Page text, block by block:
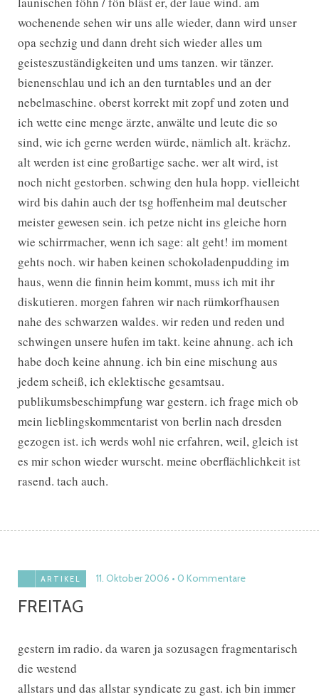
wochenende sehen wir uns alle wieder, dann wird unser
opa sechzig und dann dreht sich wieder alles um
geisteszuständigkeiten und ums tanzen. wir tänzer.
bienenschlau und ich an den turntables und an der
nebelmaschine. oberst korrekt mit zopf und zoten und
ich wette eine menge ärzte, anwälte und leute die so
sind, wie ich gerne werden würde, nämlich alt. krächz.
alt werden ist eine großartige sache. wer alt wird, ist
noch nicht gestorben. schwing den hula hopp. vielleicht
wird bis dahin auch der tsg hoffenheim mal deutscher
meister gewesen sein. ich petze nicht ins gleiche horn
wie schirrmacher, wenn ich sage: alt geht! im moment
gehts noch. wir haben keinen schokoladenpudding im
haus, wenn die finnin heim kommt, muss ich mit ihr
diskutieren. morgen fahren wir nach rümkorfhausen
nahe des schwarzen waldes. wir reden und reden und
schwingen unsere hufen im takt. keine ahnung. ach ich
habe doch keine ahnung. ich bin eine mischung aus
jedem scheiß, ich eklektische gesamtsau.
publikumsbeschimpfung war gestern. ich frage mich ob
mein lieblingskommentarist von berlin nach dresden
gezogen ist. ich werds wohl nie erfahren, weil, gleich ist
es mir schon wieder wurscht. meine oberflächlichkeit ist
rasend. tach auch.
ARTIKEL 11. Oktober 2006 0 Kommentare
FREITAG
gestern im radio. da waren ja sozusagen fragmentarisch
die westend
allstars und das allstar syndicate zu gast. ich bin immer